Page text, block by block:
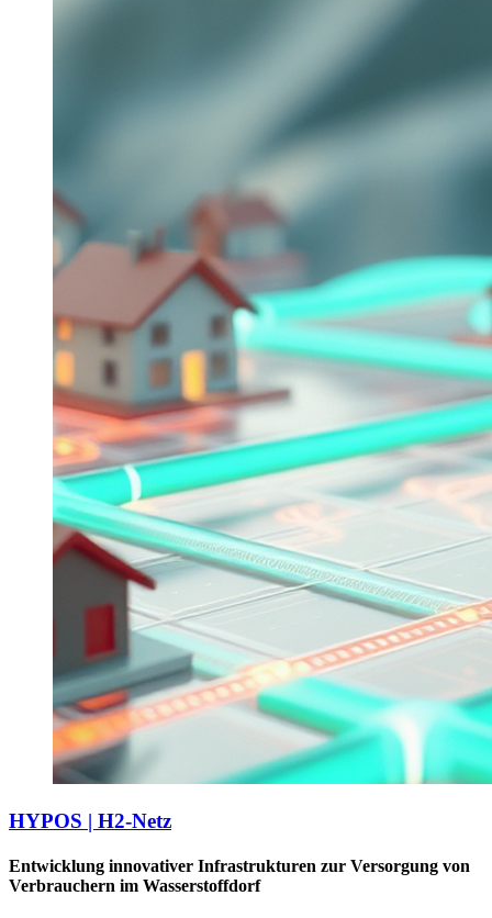
HYPOS | H2-Netz
Entwicklung innovativer Infrastrukturen zur Versorgung von
Verbrauchern im Wasserstoffdorf